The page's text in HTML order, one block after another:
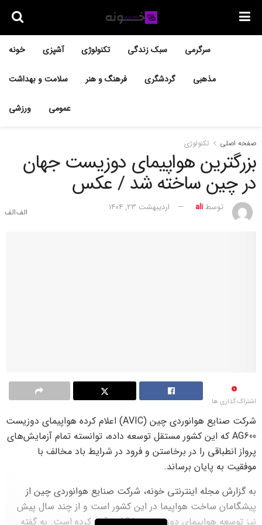
خونه آشپزی تکنولوژی سبک زندگی سرگرمی
سلامت و بهداشت فرهنگ و هنر گردشگری مذهبی
ورزشی عمومی
صفحه اصلی تکنولوژی
بزرگترین هواپیمای دوزیست جهان
در چین ساخته شد / عکس
توسطali اردیبهشت ۲۳, ۱۴۰۴
0
اشتراک گذاری ها
شرکت صنایع هوانوردی چین (AVIC) اعلام کرده هواپیمای دوزیست
AG600 که این کشور مستقل توسعه داده، توانسته تمام آزمایش‌های
پرواز انطباقی را در برخاستن و فرود در شرایط باد مخالف با
موفقیت به پایان برساند.
به گزارش مجله اینترنتی خونه، شرکت صنایع هوانوردی چین از
پیشگامان ساخت هواپیما در این کشور است و از چند سال پیش
نیز توسعه هواپیمای دوزیست AG600 را آغاز کرده است. به گفته